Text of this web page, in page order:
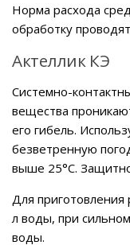
Норма расхода
обработку
Актеллик КЭ
Системно-
вещества
его гибель.
безветренную
выше 25°C.
Для приготовления
л воды, при
воды.